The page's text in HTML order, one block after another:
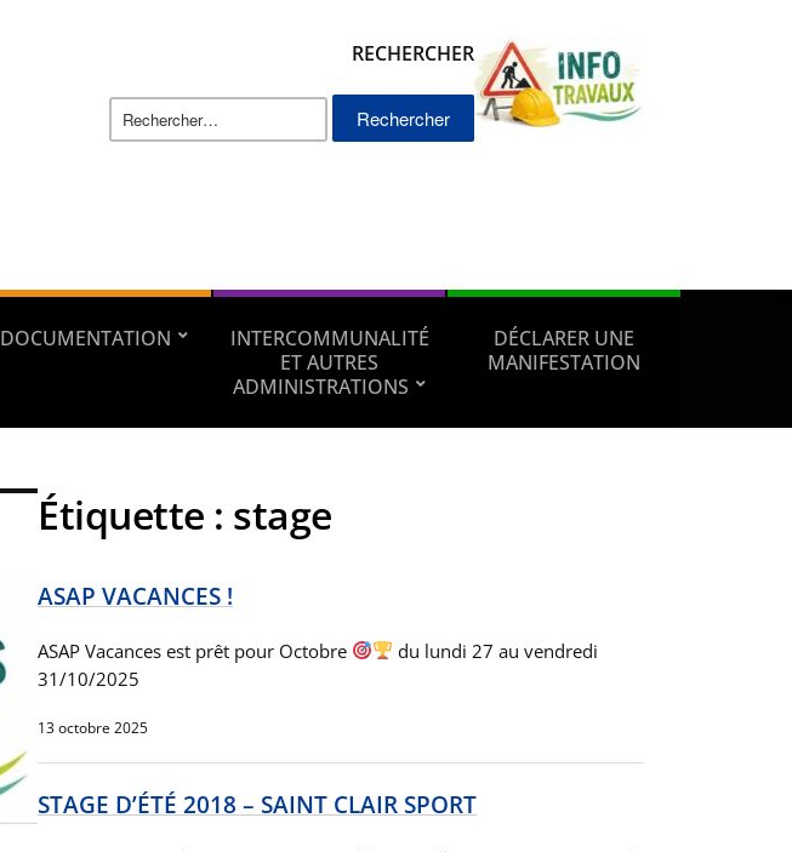
RECHERCHER
Rechercher :
DOCUMENTATION
INTERCOMMUNALITÉ
ET AUTRES
ADMINISTRATIONS
DÉCLARER UNE
MANIFESTATION
Étiquette : stage
ASAP VACANCES !
ASAP Vacances est prêt pour Octobre
du lundi 27 au vendredi
31/10/2025
13 octobre 2025
STAGE D’ÉTÉ 2018 – SAINT CLAIR SPORT